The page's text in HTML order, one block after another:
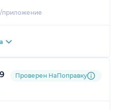
приложение
Проверен НаПоправку